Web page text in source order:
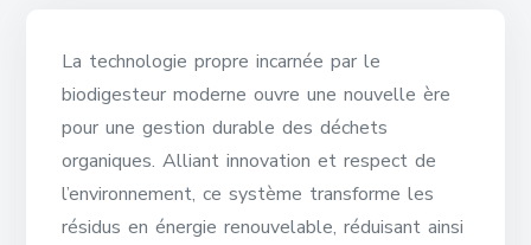
La technologie propre incarnée par le
biodigesteur moderne ouvre une nouvelle ère
pour une gestion durable des déchets
organiques. Alliant innovation et respect de
l’environnement, ce système transforme les
résidus en énergie renouvelable, réduisant ainsi